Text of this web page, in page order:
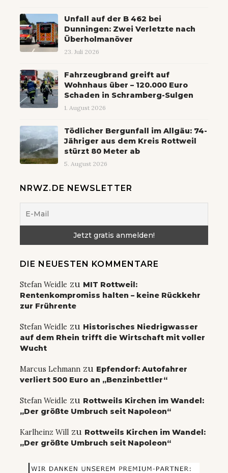
Unfall auf der B 462 bei
Dunningen: Zwei Verletzte nach
Überholmanöver
23. Juli 2026
Fahrzeugbrand greift auf
Wohnhaus über – 120.000 Euro
Schaden in Schramberg-Sulgen
1. August 2026
Tödlicher Bergunfall im Allgäu: 74-
Jähriger aus dem Kreis Rottweil
stürzt 80 Meter ab
5. August 2026
NRWZ.DE NEWSLETTER
DIE NEUESTEN KOMMENTARE
Stefan Weidle zu MIT Rottweil:
Rentenkompromiss halten – keine Rückkehr
zur Frührente
Stefan Weidle zu Historisches Niedrigwasser
auf dem Rhein trifft die Wirtschaft mit voller
Wucht
Marcus Lehmann zu Epfendorf: Autofahrer
verliert 500 Euro an „Benzinbettler“
Stefan Weidle zu Rottweils Kirchen im Wandel:
„Der größte Umbruch seit Napoleon“
Karlheinz Will zu Rottweils Kirchen im Wandel:
„Der größte Umbruch seit Napoleon“